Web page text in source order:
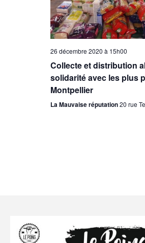
26 décembre 2020 à 15h00
Collecte et distribution
solidarité avec les plus
Montpellier
La Mauvaise réputation20 rue